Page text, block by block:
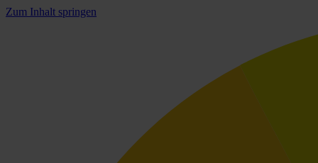
Zum Inhalt springen